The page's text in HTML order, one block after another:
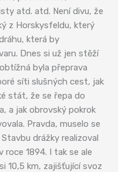
atd. atd. Není divu, že
z Horskysfeldu, který
která by
Dnes si už jen stěží
byla přeprava
síti slušných cest, jak
stát, že se řepa do
a jak obrovský pokrok
Pravda, muselo se
drážky realizoval
1894. I tak se ale
10,5 km, zajišťující svoz